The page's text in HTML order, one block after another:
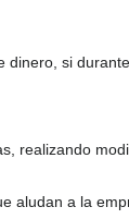
si
realizando
aludan a la